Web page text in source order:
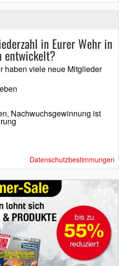
in Eurer Wehr in
entwickelt?
haben viele neue Mitglieder
Nachwuchsgewinnung ist
Datenschutzbestimmungen